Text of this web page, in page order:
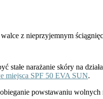
z nieprzyjemnym
stałe narażanie skóry na
miejsca SPF 50 EVA SUN.
powstawaniu